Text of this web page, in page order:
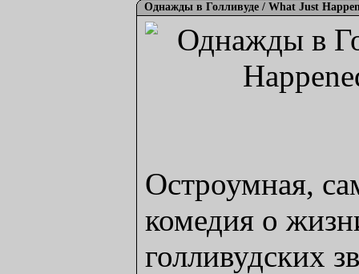
Однажды в Голливуде / What Just
Остроумная,
комедия о
голливудских